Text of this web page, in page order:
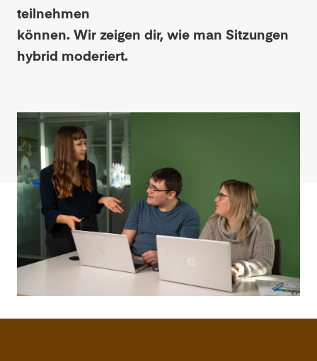
teilnehmen
können. Wir zeigen dir, wie man Sitzungen
hybrid moderiert.